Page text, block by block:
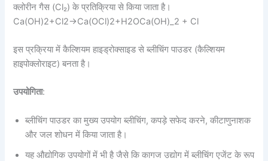
क्लोरीन गैस (Cl₂) के प्रतिक्रिया से किया जाता है।
Ca(OH)2+Cl2→Ca(OCl)2+H2OCa(OH)_2 + Cl
इस प्रक्रिया में कैल्शियम हाइड्रोक्साइड से ब्लीचिंग पाउडर (कैल्शियम
हाइपोक्लोराइट) बनता है।
उपयोगिता:
ब्लीचिंग पाउडर का मुख्य उपयोग ब्लीचिंग, कपड़े सफेद करने, कीटाणुनाशक
और जल शोधन में किया जाता है।
यह औद्योगिक उपयोगों में भी है जैसे कि कागज उद्योग में ब्लीचिंग एजेंट के रूप